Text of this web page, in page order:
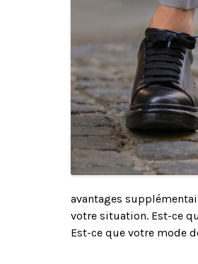
avantages
votre situation. Est-ce
Est-ce que votre mode